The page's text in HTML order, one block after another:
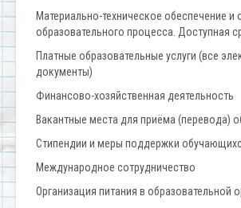
Материально-техническое обеспечение и
образовательного процесса. Доступная
Платные образовательные услуги (все
документы)
Финансово-хозяйственная деятельность
Вакантные места для приёма (перевода)
Стипендии и меры поддержки
Международное сотрудничество
Организация питания в образовательной